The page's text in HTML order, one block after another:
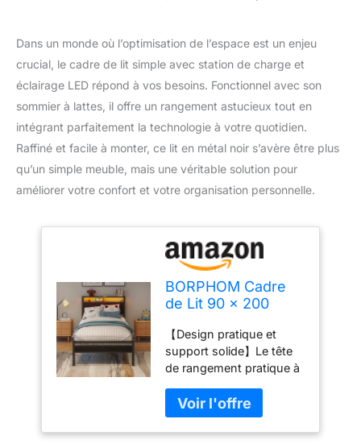
Dans un monde où l’optimisation de l’espace est un enjeu
crucial, le cadre de lit simple avec station de charge et
éclairage LED répond à vos besoins. Fonctionnel avec son
sommier à lattes, il offre un rangement astucieux tout en
intégrant parfaitement la technologie à votre quotidien.
Raffiné et facile à monter, ce lit en métal noir s’avère être plus
qu’un simple meuble, mais une véritable solution pour
améliorer votre confort et votre organisation personnelle.
BORPHOM Cadre
de Lit 90 x 200
Métal, avec Station
de Charge- avec
éclairage LED- Lit 1
Personnes- Lit
Simple 90 x 200-
avec sommier à
Lattes, Espace de
【Design pratique et
support solide】Le tête
de rangement pratique à
facilement accueillir de
petits objets, comme
votre téléphone, vos